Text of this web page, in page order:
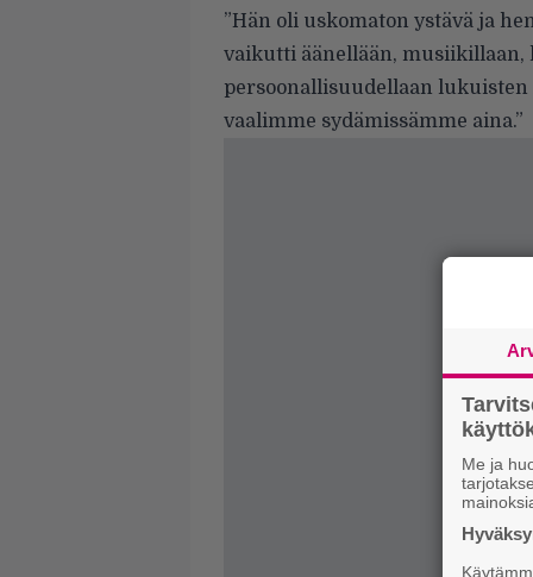
”Hän oli uskomaton ystävä ja
vaikutti äänellään,
persoonallisuudellaan lukuisten
vaalimme sydämissämme aina.”
Me ja